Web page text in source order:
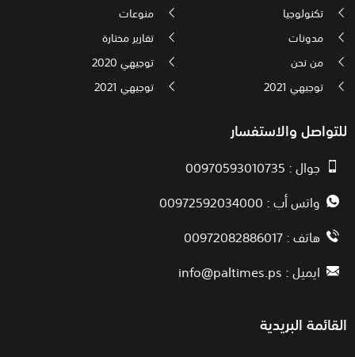
تكنولوجيا
منوعات
مدونات
تقارير مختارة
من نحن
توجيهي 2020
توجيهي 2021
توجيهي 2021
للتواصل والاستفسار
جوال : 00970593010735
واتس أب : 00972592034000
هاتف : 00972082886017
ايميل :info@paltimes.ps
القائمة البريدية